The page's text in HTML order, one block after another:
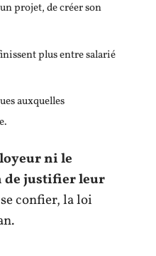
projet, de créer son
plus entre salarié
auxquelles
ni le
de justifier leur
confier, la loi